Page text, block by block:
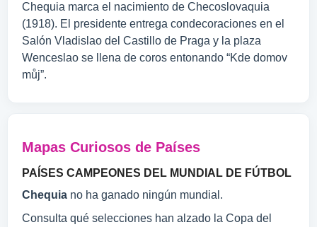
Chequia marca el nacimiento de Checoslovaquia
(1918). El presidente entrega condecoraciones en el
Salón Vladislao del Castillo de Praga y la plaza
Wenceslao se llena de coros entonando “Kde domov
můj”.
Mapas Curiosos de Países
PAÍSES CAMPEONES DEL MUNDIAL DE FÚTBOL
Chequia no ha ganado ningún mundial.
Consulta qué selecciones han alzado la Copa del